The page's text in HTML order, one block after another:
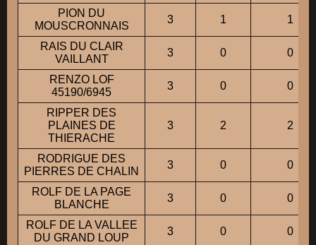
PION DU
MOUSCRONNAIS
3 1 1
RAIS DU CLAIR
VAILLANT
3 0 0
RENZO LOF
45190/6945
3 0 0
RIPPER DES
PLAINES DE
THIERACHE
3 2 2
RODRIGUE DES
PIERRES DE CHALIN
3 0 0
ROLF DE LA PAGE
BLANCHE
3 0 0
ROLF DE LA VALLEE
DU GRAND LOUP
3 0 0